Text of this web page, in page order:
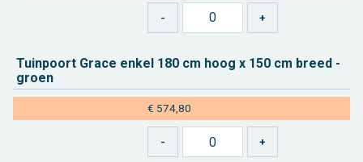
Tuin­poort Grace enkel 180 cm hoog x 150 cm breed -
groen
€ 574,80